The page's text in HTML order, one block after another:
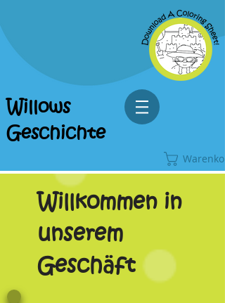
Willows
Geschichte
Willkommen in
unserem
Geschäft